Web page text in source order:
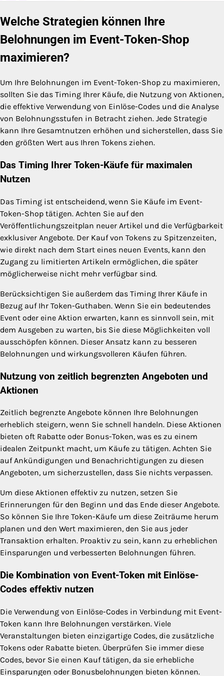
Welche Strategien können Ihre
Belohnungen im Event-Token-Shop
maximieren?
Um Ihre Belohnungen im Event-Token-Shop zu maximieren,
sollten Sie das Timing Ihrer Käufe, die Nutzung von Aktionen,
die effektive Verwendung von Einlöse-Codes und die Analyse
von Belohnungsstufen in Betracht ziehen. Jede Strategie
kann Ihre Gesamtnutzen erhöhen und sicherstellen, dass Sie
den größten Wert aus Ihren Tokens ziehen.
Das Timing Ihrer Token-Käufe für maximalen
Nutzen
Das Timing ist entscheidend, wenn Sie Käufe im Event-
Token-Shop tätigen. Achten Sie auf den
Veröffentlichungszeitplan neuer Artikel und die Verfügbarkeit
exklusiver Angebote. Der Kauf von Tokens zu Spitzenzeiten,
wie direkt nach dem Start eines neuen Events, kann den
Zugang zu limitierten Artikeln ermöglichen, die später
möglicherweise nicht mehr verfügbar sind.
Berücksichtigen Sie außerdem das Timing Ihrer Käufe in
Bezug auf Ihr Token-Guthaben. Wenn Sie ein bedeutendes
Event oder eine Aktion erwarten, kann es sinnvoll sein, mit
dem Ausgeben zu warten, bis Sie diese Möglichkeiten voll
ausschöpfen können. Dieser Ansatz kann zu besseren
Belohnungen und wirkungsvolleren Käufen führen.
Nutzung von zeitlich begrenzten Angeboten und
Aktionen
Zeitlich begrenzte Angebote können Ihre Belohnungen
erheblich steigern, wenn Sie schnell handeln. Diese Aktionen
bieten oft Rabatte oder Bonus-Token, was es zu einem
idealen Zeitpunkt macht, um Käufe zu tätigen. Achten Sie
auf Ankündigungen und Benachrichtigungen zu diesen
Angeboten, um sicherzustellen, dass Sie nichts verpassen.
Um diese Aktionen effektiv zu nutzen, setzen Sie
Erinnerungen für den Beginn und das Ende dieser Angebote.
So können Sie Ihre Token-Käufe um diese Zeiträume herum
planen und den Wert maximieren, den Sie aus jeder
Transaktion erhalten. Proaktiv zu sein, kann zu erheblichen
Einsparungen und verbesserten Belohnungen führen.
Die Kombination von Event-Token mit Einlöse-
Codes effektiv nutzen
Die Verwendung von Einlöse-Codes in Verbindung mit Event-
Token kann Ihre Belohnungen verstärken. Viele
Veranstaltungen bieten einzigartige Codes, die zusätzliche
Tokens oder Rabatte bieten. Überprüfen Sie immer diese
Codes, bevor Sie einen Kauf tätigen, da sie erhebliche
Einsparungen oder Bonusbelohnungen bieten können.